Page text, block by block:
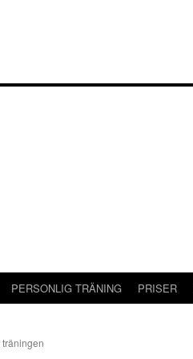
PERSONLIG TRÄNING PRISER
träningen